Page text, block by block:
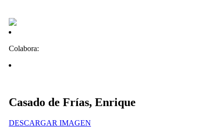
Colabora:
Casado de Frías, Enrique
DESCARGAR IMAGEN